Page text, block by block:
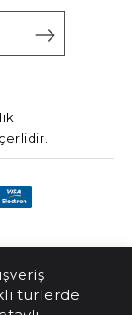
türlerde